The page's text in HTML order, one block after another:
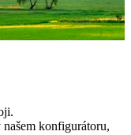
konfigurátoru,